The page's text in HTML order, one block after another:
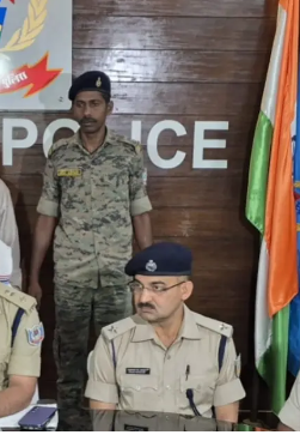
NEWS, हिंदी
न्यूज़ , HINDI
SAMACHAR,
हिंदी समाचार,
दृष्टि नाउ
और गरज-चमक का अलर्ट
कोष में दिए 3 करोड़ रुपये
मवेशी बरामद
हिरासत में भेजा गया
अधिक 6.89 लाख मामले